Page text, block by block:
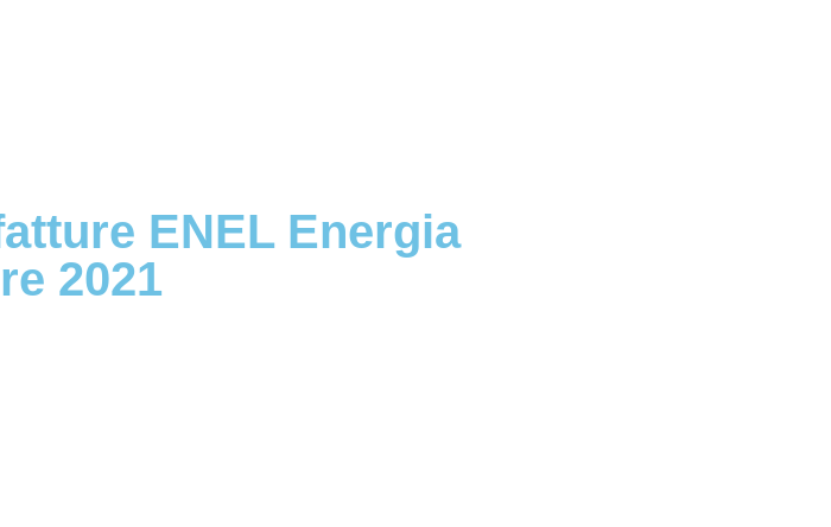
ENEL Energia
2021